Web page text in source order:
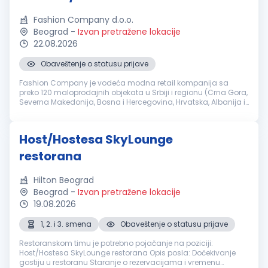
Fashion Company d.o.o.
Beograd - Izvan pretražene lokacije
22.08.2026
Obaveštenje o statusu prijave
Fashion Company je vodeća modna retail kompanija sa
preko 120 maloprodajnih objekata u Srbiji i regionu (Crna Gora,
Severna Makedonija, Bosna i Hercegovina, Hrvatska, Albanija i
Host/Hostesa SkyLounge
restorana
Hilton Beograd
Beograd - Izvan pretražene lokacije
19.08.2026
1, 2. i 3. smena
Obaveštenje o statusu prijave
Restoranskom timu je potrebno pojačanje na poziciji:
Host/Hostesa SkyLounge restorana Opis posla: Dočekivanje
gostiju u restoranu Staranje o rezervacijama i vremenu